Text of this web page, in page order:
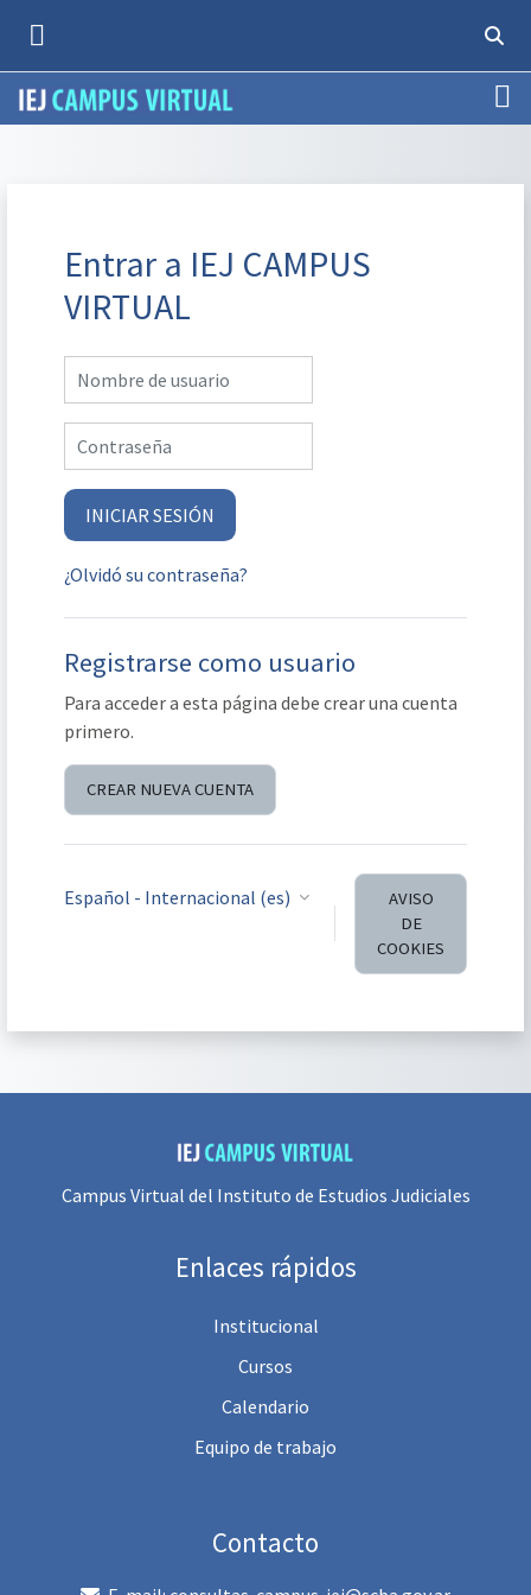
Entrar a IEJ CAMPUS
VIRTUAL
Saltar a creación de una nueva cuenta
Nombre de usuario
Contraseña
INICIAR SESIÓN
¿Olvidó su contraseña?
Registrarse como usuario
Para acceder a esta página debe crear una cuenta
primero.
CREAR NUEVA CUENTA
Español - Internacional ‎(es)‎
AVISO
DE
COOKIES
Campus Virtual del Instituto de Estudios Judiciales
Enlaces rápidos
Institucional
Cursos
Calendario
Equipo de trabajo
Contacto